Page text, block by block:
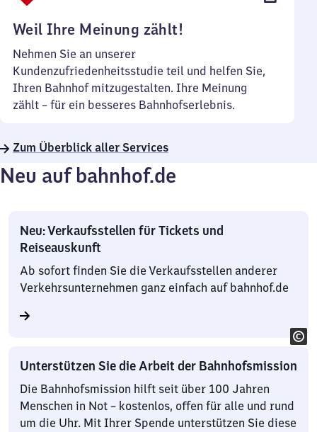
Weil Ihre Meinung zählt!
Nehmen Sie an unserer
Kundenzufriedenheitsstudie teil und helfen Sie,
Ihren Bahnhof mitzugestalten. Ihre Meinung
zählt – für ein besseres Bahnhofserlebnis.
Zum Überblick aller Services
Neu auf bahnhof.de
Neu: Verkaufsstellen für Tickets und
Reiseauskunft
Ab sofort finden Sie die Verkaufsstellen anderer
Verkehrsunternehmen ganz einfach auf bahnhof.de
Unterstützen Sie die Arbeit der Bahnhofsmission
Die Bahnhofsmission hilft seit über 100 Jahren
Menschen in Not – kostenlos, offen für alle und rund
um die Uhr. Mit Ihrer Spende unterstützen Sie diese